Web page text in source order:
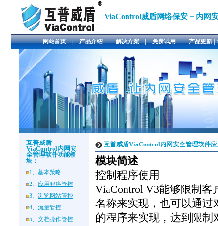
ViaControl威盾网络保安－内网
网站首页 | 产品介绍 | 解决方案 | 免费试用 | 产品更新|
互普威盾
ViaControl内网安
全管理软件功能模
块：
1、 基本策略
2、 应用程序管控
3、 浏览网站管控
4、 流量管控
5、 文档操作管控
互普威盾ViaControl内网安全管理软件
模块简述
控制程序使用
ViaControl V3能够限制
名称来实现，也可以通过
的程序来实现，达到限